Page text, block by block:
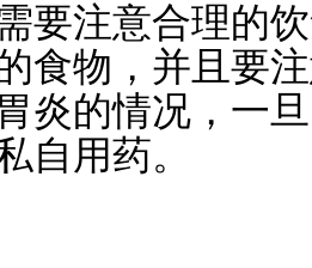
注意合理的饮
食物，并且要
炎的情况，一
自用药。